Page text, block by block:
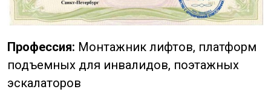
Профессия: Монтажник лифтов, платформ
подъемных для инвалидов, поэтажных
эскалаторов